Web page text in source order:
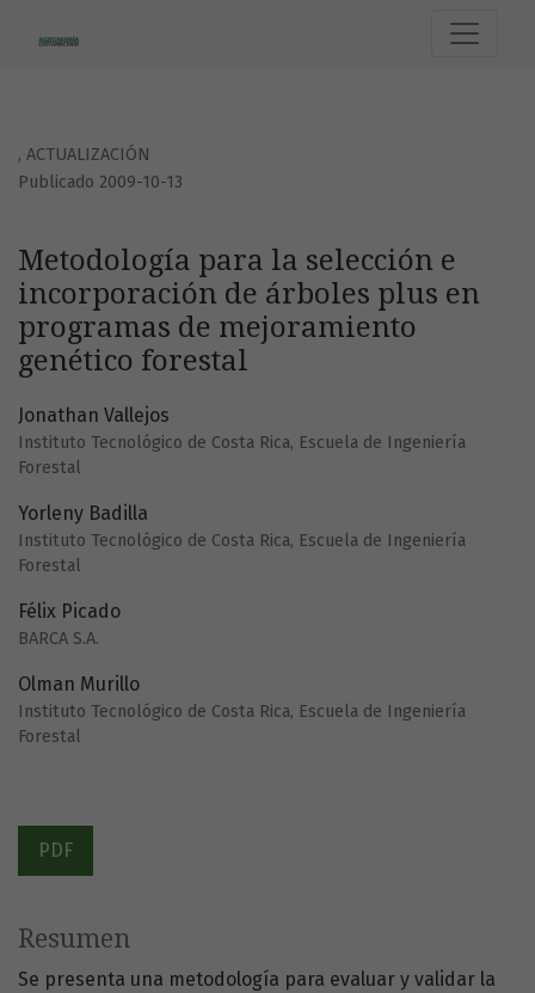
, ACTUALIZACIÓN
Metodología para la selección e
incorporación de árboles plus en
programas de mejoramiento
genético forestal
Publicado 2009-10-13
Jonathan Vallejos
Instituto Tecnológico de Costa Rica, Escuela de Ingeniería
Forestal
Yorleny Badilla
Instituto Tecnológico de Costa Rica, Escuela de Ingeniería
Forestal
Félix Picado
BARCA S.A.
Olman Murillo
Instituto Tecnológico de Costa Rica, Escuela de Ingeniería
Forestal
PDF
Resumen
Se presenta una metodología para evaluar y validar la